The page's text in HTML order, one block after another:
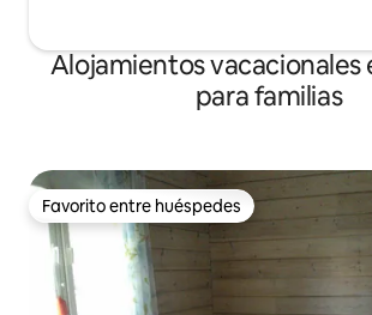
Alojamientos vacacionales
para familias
Favorito entre huéspedes
Favorito entre huéspedes